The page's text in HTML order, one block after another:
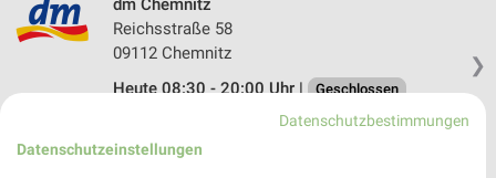
❯
dm Chemnitz
Reichsstraße 58
09112 Chemnitz
Heute 08:30 - 20:00 Uhr | Geschlossen
Datenschutzbestimmungen
Datenschutzeinstellungen